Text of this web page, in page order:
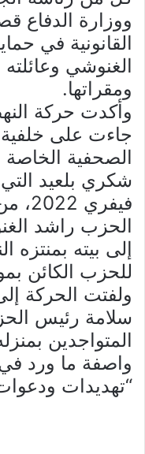
ووزارة الدفاع
القانونية في
الغنوشي
ومقراتها.
وأكدت حركة
جاءت على خلفية
الصحفية الخاصة
الحزب راشد
إلى بيته بمنتزه
للحزب الكائن
ولفتت الحركة
سلامة رئيس
المتواجدين
واصفة ما ورد في
“تهديدات